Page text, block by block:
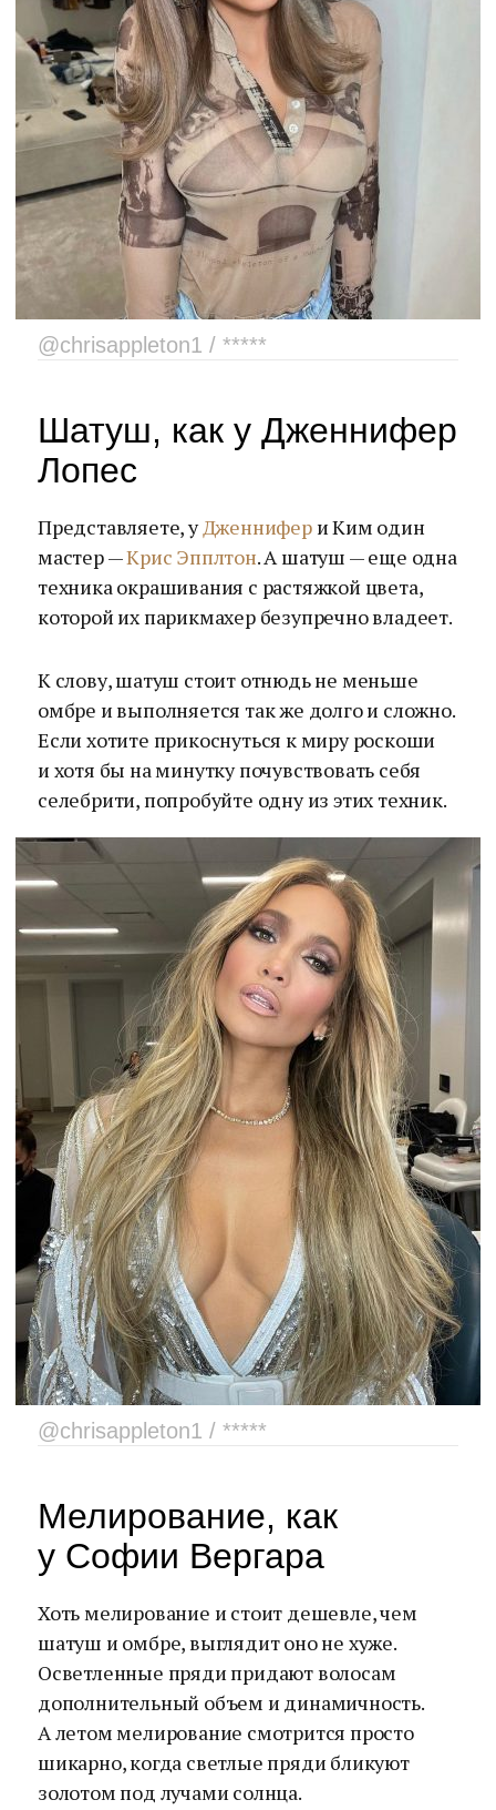
@chrisappleton1 / *****
Шатуш, как у Дженнифер
Лопес
Представляете, уДженнифери Ким один
мастер —Крис Эпплтон. А шатуш — еще одна
техника окрашивания с растяжкой цвета,
которой их парикмахер безупречно владеет.
К слову, шатуш стоит отнюдь не меньше
омбре и выполняется так же долго и сложно.
Если хотите прикоснуться к миру роскоши
и хотя бы на минутку почувствовать себя
селебрити, попробуйте одну из этих техник.
@chrisappleton1 / *****
Мелирование, как
у Софии Вергара
Хоть мелирование и стоит дешевле, чем
шатуш и омбре, выглядит оно не хуже.
Осветленные пряди придают волосам
дополнительный объем и динамичность.
А летом мелирование смотрится просто
шикарно, когда светлые пряди бликуют
золотом под лучами солнца.